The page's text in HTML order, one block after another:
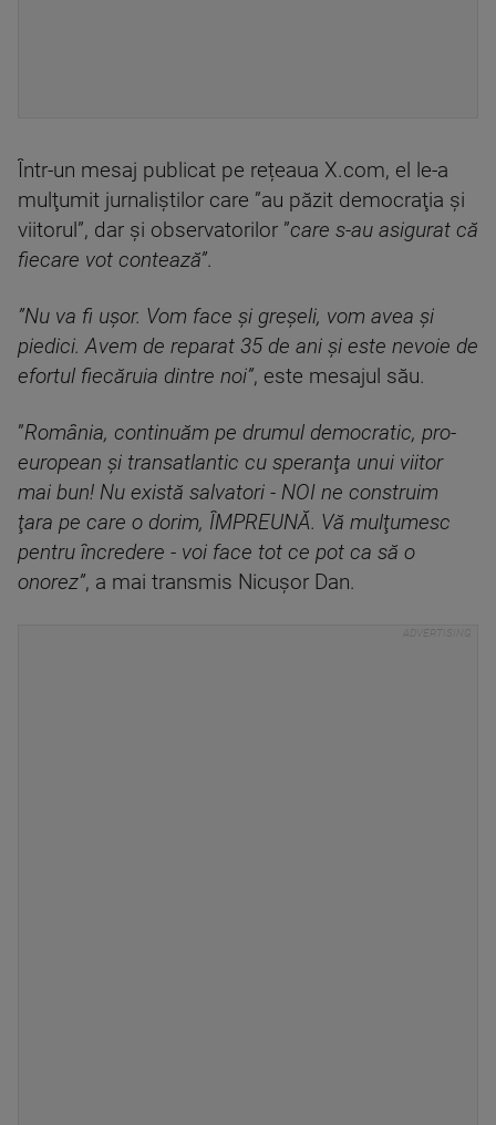
Într-un mesaj publicat pe rețeaua X.com, el le-a
mulţumit jurnaliştilor care ”au păzit democraţia şi
viitorul”, dar şi observatorilor ”care s-au asigurat că
fiecare vot contează”.
”Nu va fi uşor. Vom face şi greşeli, vom avea şi
piedici. Avem de reparat 35 de ani şi este nevoie de
efortul fiecăruia dintre noi”, este mesajul său.
”România, continuăm pe drumul democratic, pro-
european şi transatlantic cu speranţa unui viitor
mai bun! Nu există salvatori - NOI ne construim
ţara pe care o dorim, ÎMPREUNĂ. Vă mulţumesc
pentru încredere - voi face tot ce pot ca să o
onorez”, a mai transmis Nicuşor Dan.